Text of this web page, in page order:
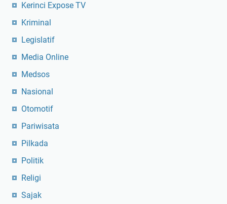
Kerinci Expose TV
Kriminal
Legislatif
Media Online
Medsos
Nasional
Otomotif
Pariwisata
Pilkada
Politik
Religi
Sajak